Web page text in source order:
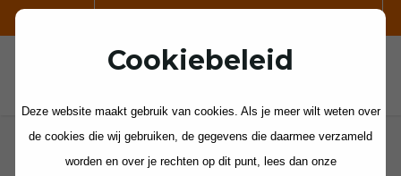
Cookiebeleid
Deze website maakt gebruik van cookies. Als je meer wilt weten over
de cookies die wij gebruiken, de gegevens die daarmee verzameld
worden en over je rechten op dit punt, lees dan onze